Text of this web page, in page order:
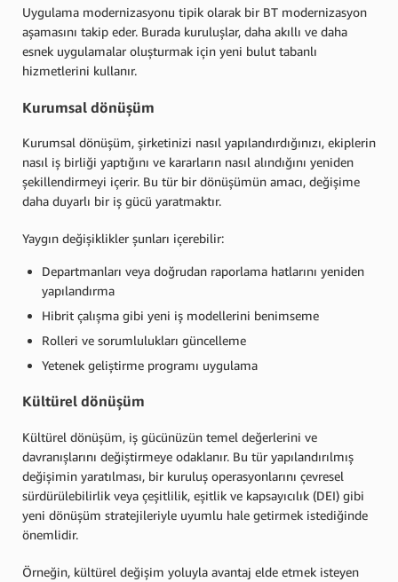
Uygulama modernizasyonu tipik olarak bir BT modernizasyon
aşamasını takip eder. Burada kuruluşlar, daha akıllı ve daha
esnek uygulamalar oluşturmak için yeni bulut tabanlı
hizmetlerini kullanır.
Kurumsal dönüşüm
Kurumsal dönüşüm, şirketinizi nasıl yapılandırdığınızı, ekiplerin
nasıl iş birliği yaptığını ve kararların nasıl alındığını yeniden
şekillendirmeyi içerir. Bu tür bir dönüşümün amacı, değişime
daha duyarlı bir iş gücü yaratmaktır.
Yaygın değişiklikler şunları içerebilir:
Departmanları veya doğrudan raporlama hatlarını yeniden
yapılandırma
Hibrit çalışma gibi yeni iş modellerini benimseme
Rolleri ve sorumlulukları güncelleme
Yetenek geliştirme programı uygulama
Kültürel dönüşüm
Kültürel dönüşüm, iş gücünüzün temel değerlerini ve
davranışlarını değiştirmeye odaklanır. Bu tür yapılandırılmış
değişimin yaratılması, bir kuruluş operasyonlarını çevresel
sürdürülebilirlik veya çeşitlilik, eşitlik ve kapsayıcılık (DEI) gibi
yeni dönüşüm stratejileriyle uyumlu hale getirmek istediğinde
önemlidir.
Örneğin, kültürel değişim yoluyla avantaj elde etmek isteyen